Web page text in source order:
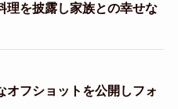
理を披露し家族との幸せな
オフショットを公開しフォ